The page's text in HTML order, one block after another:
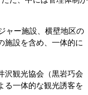
ャー施設、横壁地区の
施設を含め、一体的に
沢観光協会（黒岩巧会
る一体的な観光誘客を